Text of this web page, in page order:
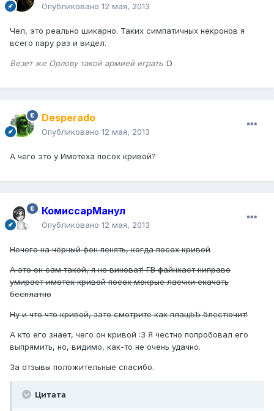
Опубликовано 12 мая, 2013
Чел, это реально шикарно. Таких симпатичных некронов я
всего пару раз и видел.
Везет же Орлову такой армией играть:D
Desperado
Опубликовано 12 мая, 2013
А чего это у Имотеха посох кривой?
КомиссарМанул
Опубликовано 12 мая, 2013
Нечего на чёрный фон пенять, когда посох кривой
А это он сам такой, я не виноват! ГВ файнкаст ниправо
умирает имотек кривой посох мокрые лаечки скачать
бесплатно
Ну и что что кривой, зато смотрите как плащЬЪ блестючит!
А кто его знает, чего он кривой :3 Я честно попробовал его
выпрямить, но, видимо, как-то не очень удачно.
За отзывы положительные спасибо.
Цитата